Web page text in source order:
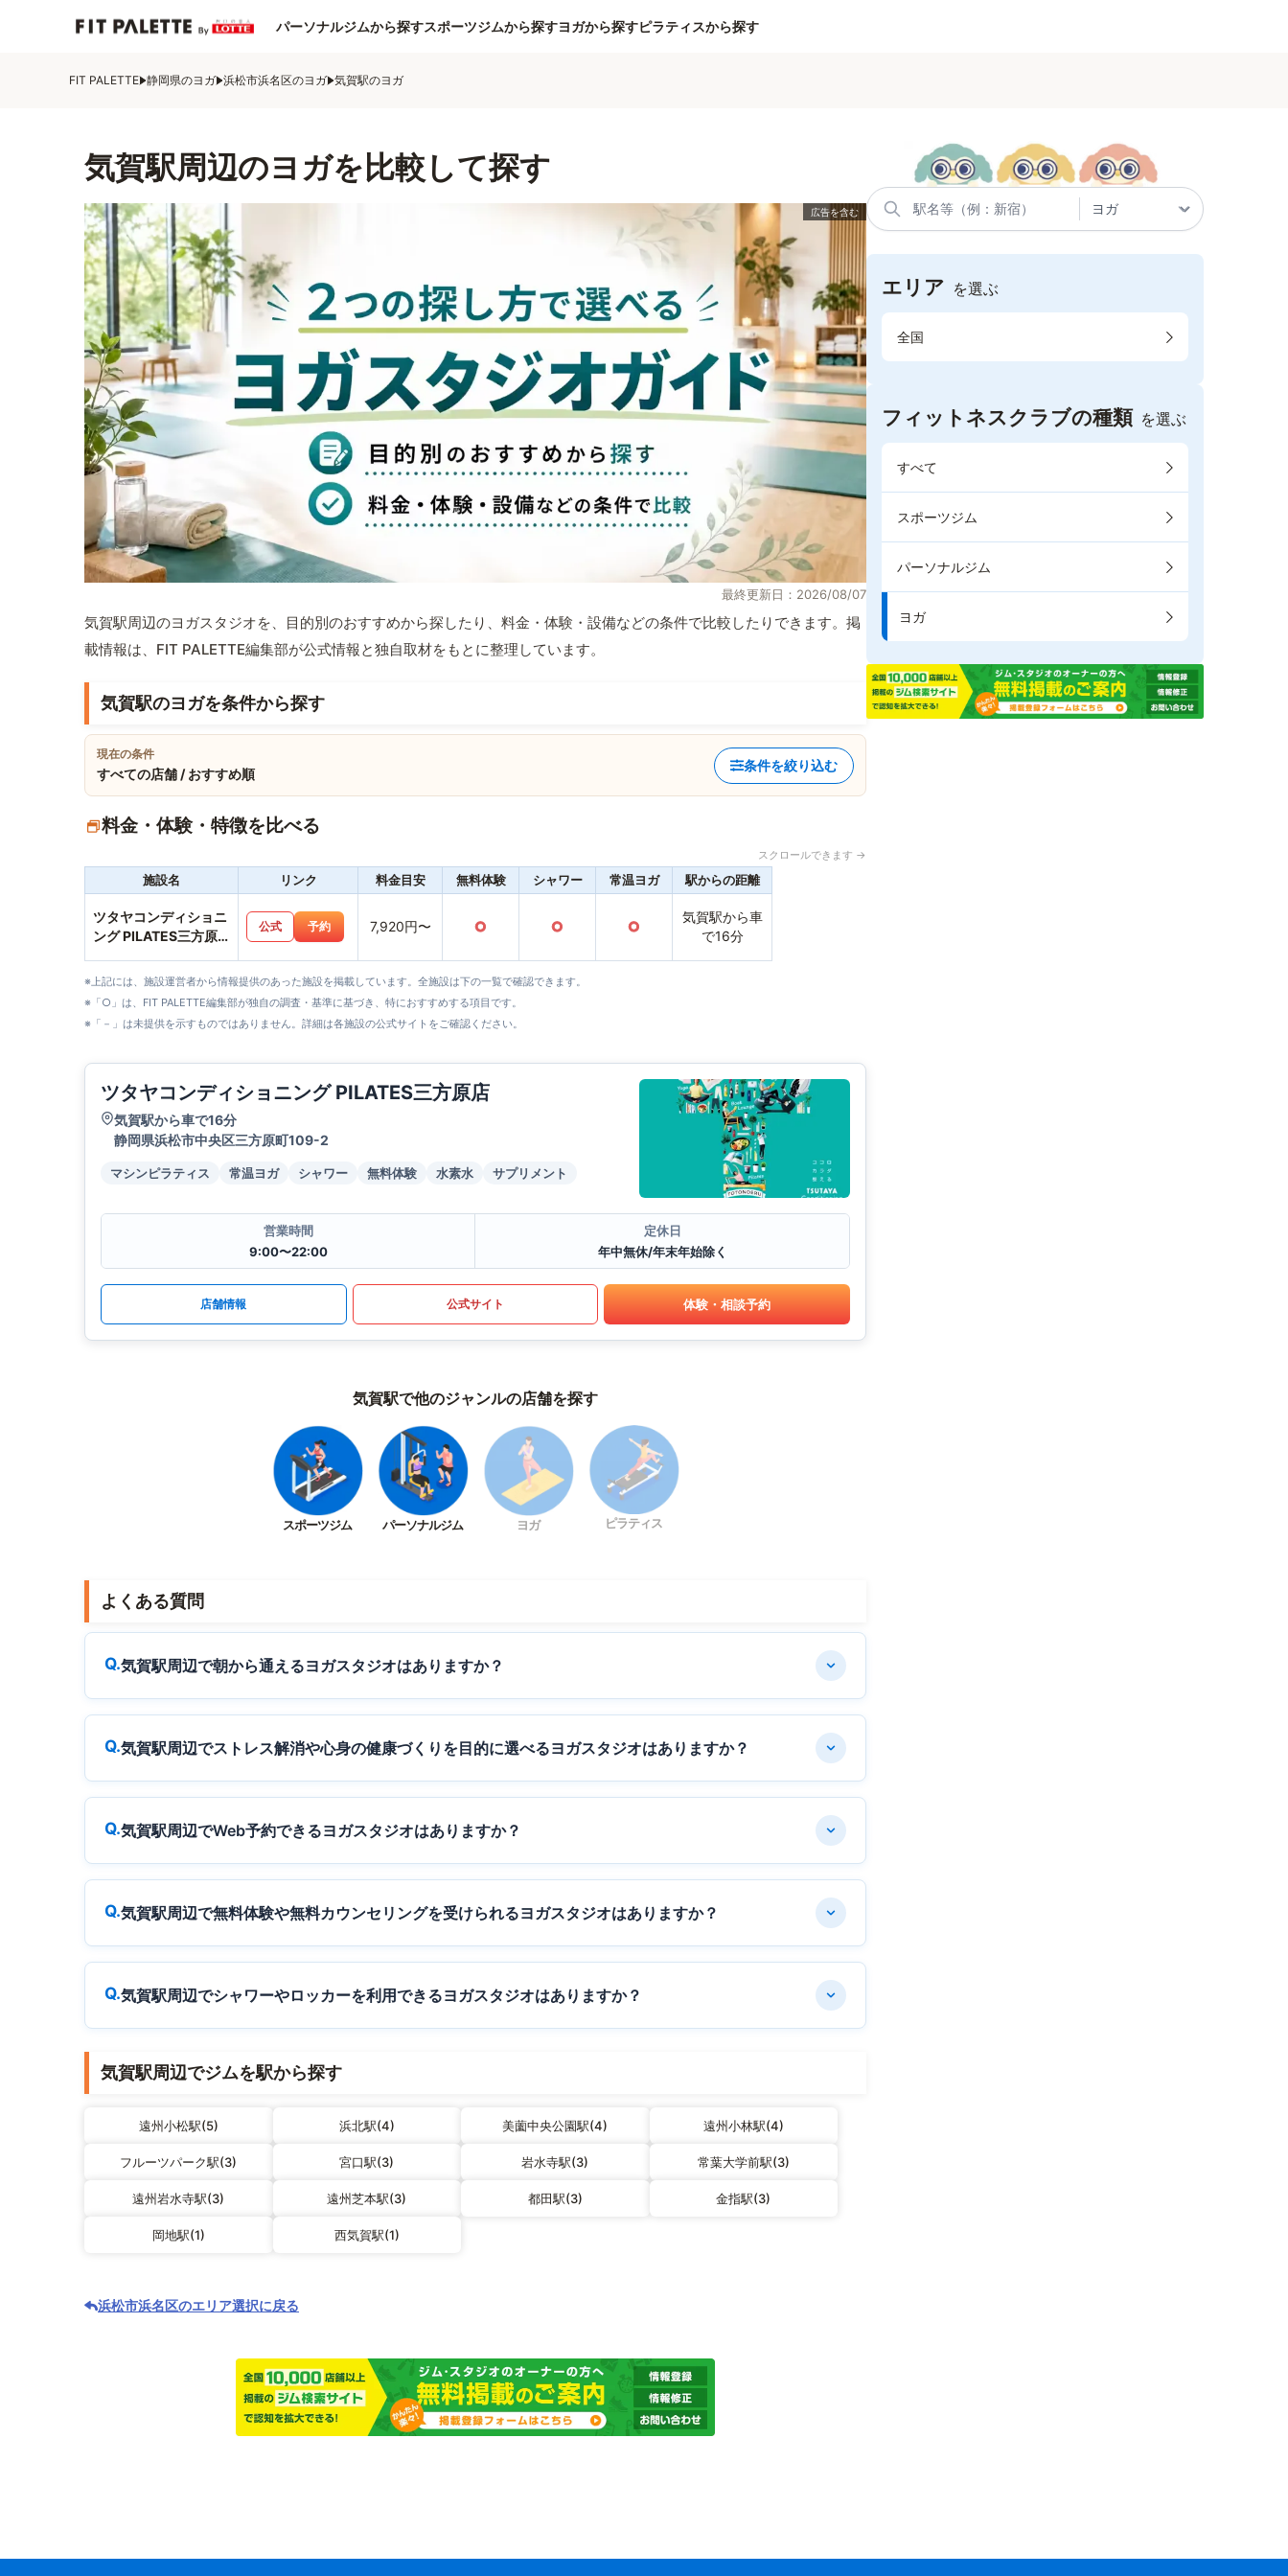
パーソナルジムから探すスポーツジムから探すヨガから探すピラティスから探す
FIT PALETTE 静岡県のヨガ 浜松市浜名区のヨガ 気賀駅のヨガ
気賀駅周辺のヨガを比較して探す
最終更新日：2026/08/07
気賀駅周辺のヨガスタジオを、目的別のおすすめから探したり、料金・体験・設備などの条件で比較したりできます。掲
載情報は、FIT PALETTE編集部が公式情報と独自取材をもとに整理しています。
気賀駅のヨガを条件から探す
現在の条件
すべての店舗 / おすすめ順
条件を絞り込む
料金・体験・特徴を比べる
スクロールできます →
施設名 リンク 料金目安 無料体験 シャワー 常温ヨガ 駅からの距離
ツタヤコンディショニ
ング PILATES三方原
公式 予約 7,920円〜 ○ ○ ○
気賀駅から車
で16分
※上記には、施設運営者から情報提供のあった施設を掲載しています。全施設は下の一覧で確認できます。
※「○」は、FIT PALETTE編集部が独自の調査・基準に基づき、特におすすめする項目です。
※「－」は未提供を示すものではありません。詳細は各施設の公式サイトをご確認ください。
ツタヤコンディショニング PILATES三方原店
気賀駅から車で16分
静岡県浜松市中央区三方原町109-2
マシンピラティス 常温ヨガ シャワー 無料体験 水素水 サプリメント
営業時間
9:00〜22:00
定休日
年中無休/年末年始除く
店舗情報 公式サイト 体験・相談予約
気賀駅で他のジャンルの店舗を探す
スポーツジム パーソナルジム ヨガ ピラティス
よくある質問
気賀駅周辺で朝から通えるヨガスタジオはありますか？
気賀駅周辺でストレス解消や心身の健康づくりを目的に選べるヨガスタジオはありますか？
気賀駅周辺でWeb予約できるヨガスタジオはありますか？
気賀駅周辺で無料体験や無料カウンセリングを受けられるヨガスタジオはありますか？
気賀駅周辺でシャワーやロッカーを利用できるヨガスタジオはありますか？
気賀駅周辺でジムを駅から探す
遠州小松駅(5) 浜北駅(4) 美薗中央公園駅(4) 遠州小林駅(4)
フルーツパーク駅(3) 宮口駅(3) 岩水寺駅(3) 常葉大学前駅(3)
遠州岩水寺駅(3) 遠州芝本駅(3) 都田駅(3) 金指駅(3)
岡地駅(1) 西気賀駅(1)
浜松市浜名区のエリア選択に戻る
エリア を選ぶ
全国
フィットネスクラブの種類 を選ぶ
すべて
スポーツジム
パーソナルジム
ヨガ